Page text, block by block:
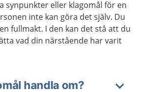
synpunkter eller klagomål för en
inte kan göra det själv. Du
fullmakt. I den kan det stå att du
vad din närstående har varit
handla om?